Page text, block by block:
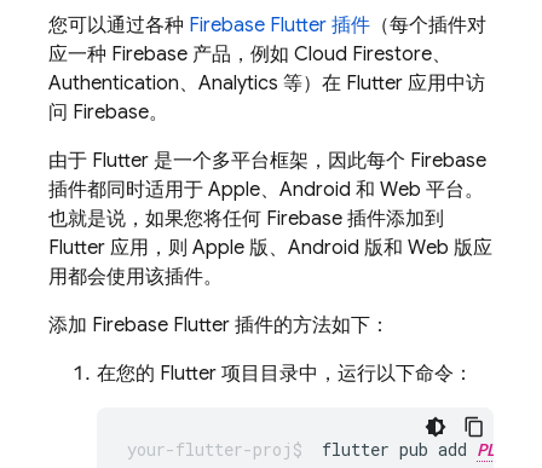
您可以通过各种 Firebase Flutter 插件 （每个插件对
应一种 Firebase 产品，例如 Cloud Firestore、
Authentication、 Analytics 等）在 Flutter 应用中访
问 Firebase。
由于 Flutter 是一个多平台框架，因此每个 Firebase
插件都同时适用于 Apple、Android 和 Web 平台。
也就是说，如果您将任何 Firebase 插件添加到
Flutter 应用，则 Apple 版、Android 版和 Web 版应
用都会使用该插件。
添加 Firebase Flutter 插件的方法如下：
在您的 Flutter 项目目录中，运行以下命令：
flutter pub add